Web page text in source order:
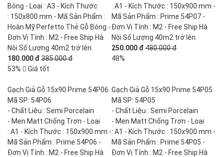
Bóng - Loại : A3 - Kích Thước
: 150x800 mm - Mã Sản Phẩm :
Hoàn Mỹ Perfetto Thẻ Gỗ Bóng -
Đơn Vị Tính : M2 - Free Ship Hà
Nội Số Lượng 40m2 trở lên
180.000 đ 385.000 đ
53%
Giá tốt
: A1 - Kích Thước : 150x900 mm -
Mã Sản Phẩm : Prime 54P07 -
Đơn Vị Tính : M2 - Free Ship Hà
Nội Số Lượng 40m2 trở lên
250.000 đ 480.000 đ
48%
Gạch Giả Gỗ 15x90 Prime 54P06
Mã SP: 54P06
- Chất Liệu : Semi Porcelain
- Men Matt Chống Trơn - Loại
: A1 - Kích Thước : 150x900 mm -
Mã Sản Phẩm : Prime 54P06 -
Đơn Vị Tính : M2 - Free Ship Hà
Gạch Giả Gỗ 15x90 Prime 54P05
Mã SP: 54P05
- Chất Liệu : Semi Porcelain
- Men Matt Chống Trơn - Loại
: A1 - Kích Thước : 150x900 mm -
Mã Sản Phẩm : Prime 54P05 -
Đơn Vị Tính : M2 - Free Ship Hà